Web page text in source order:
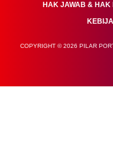
HAK JAWAB & HAK
COPYRIGHT © 2026 PILAR